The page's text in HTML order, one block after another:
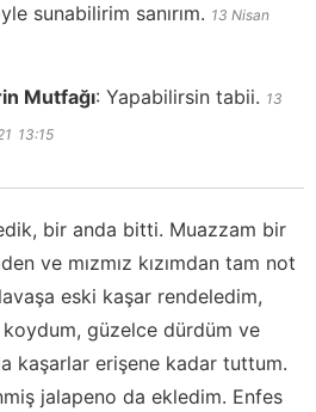
sunabilirim sanırım. 13 Nisan
Mutfağı: Yapabilirsin tabii. 13
13:15
bir anda bitti. Muazzam bir
ve mızmız kızımdan tam not
eski kaşar rendeledim,
güzelce dürdüm ve
kaşarlar erişene kadar tuttum.
jalapeno da ekledim. Enfes